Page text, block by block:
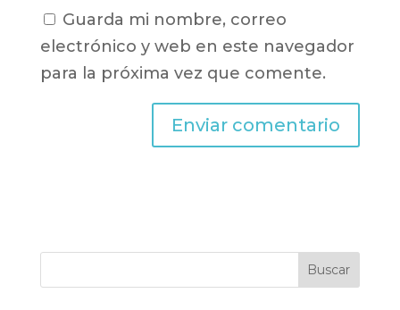
Guarda mi nombre, correo
electrónico y web en este navegador
para la próxima vez que comente.
Buscar